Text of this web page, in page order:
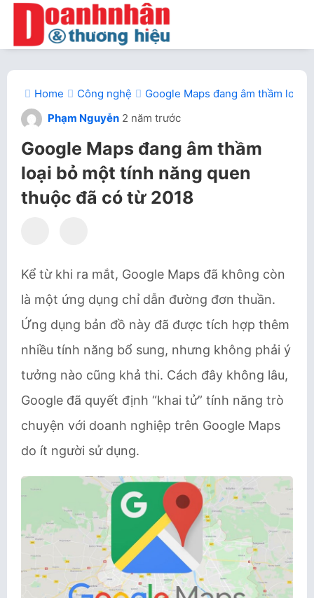
Home Công nghệ
Google Maps đang âm thầm loại
Phạm Nguyễn 2 năm trước
Google Maps đang âm thầm
loại bỏ một tính năng quen
thuộc đã có từ 2018
Kể từ khi ra mắt, Google Maps đã không còn
là một ứng dụng chỉ dẫn đường đơn thuần.
Ứng dụng bản đồ này đã được tích hợp thêm
nhiều tính năng bổ sung, nhưng không phải ý
tưởng nào cũng khả thi. Cách đây không lâu,
Google đã quyết định “khai tử” tính năng trò
chuyện với doanh nghiệp trên Google Maps
do ít người sử dụng.